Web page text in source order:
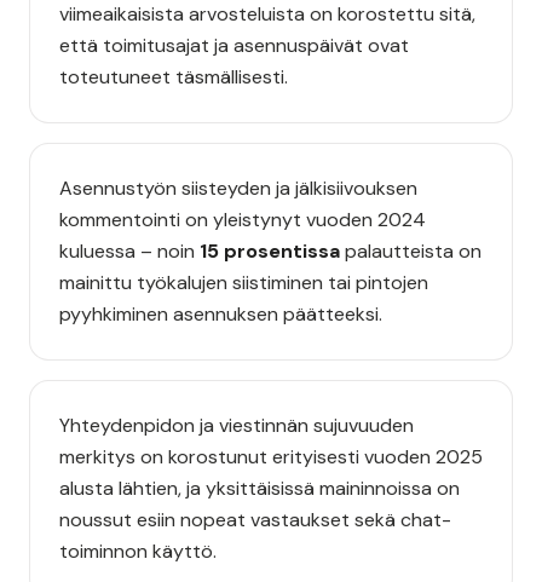
viimeaikaisista arvosteluista on korostettu sitä,
että toimitusajat ja asennuspäivät ovat
toteutuneet täsmällisesti.
Asennustyön siisteyden ja jälkisiivouksen
kommentointi on yleistynyt vuoden 2024
kuluessa – noin 15 prosentissapalautteista on
mainittu työkalujen siistiminen tai pintojen
pyyhkiminen asennuksen päätteeksi.
Yhteydenpidon ja viestinnän sujuvuuden
merkitys on korostunut erityisesti vuoden 2025
alusta lähtien, ja yksittäisissä maininnoissa on
noussut esiin nopeat vastaukset sekä chat-
toiminnon käyttö.